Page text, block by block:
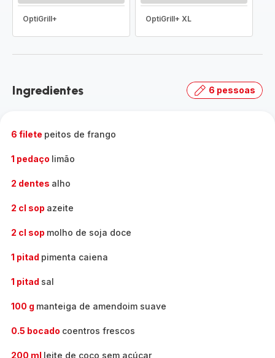
OptiGrill+ OptiGrill+ XL
Ingredientes 6 pessoas
6 filete peitos de frango
1 pedaço limão
2 dentes alho
2 cl sop azeite
2 cl sop molho de soja doce
1 pitad pimenta caiena
1 pitad sal
100 g manteiga de amendoim suave
0.5 bocado coentros frescos
200 ml leite de coco sem açúcar